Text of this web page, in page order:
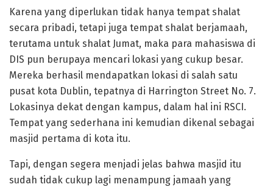
Karena yang diperlukan tidak hanya tempat shalat
secara pribadi, tetapi juga tempat shalat berjamaah,
terutama untuk shalat Jumat, maka para mahasiswa di
DIS pun berupaya mencari lokasi yang cukup besar.
Mereka berhasil mendapatkan lokasi di salah satu
pusat kota Dublin, tepatnya di Harrington Street No. 7.
Lokasinya dekat dengan kampus, dalam hal ini RSCI.
Tempat yang sederhana ini kemudian dikenal sebagai
masjid pertama di kota itu.
Tapi, dengan segera menjadi jelas bahwa masjid itu
sudah tidak cukup lagi menampung jamaah yang